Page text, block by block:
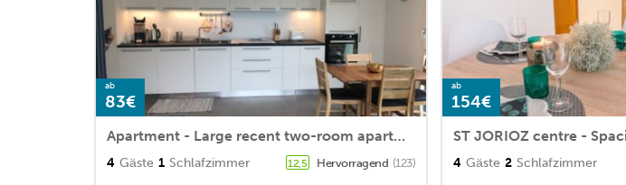
ab
83€
Apartment - Large recent two-room apartment - St JORIOZ - Lake Annecy
4 Gäste 1 Schlafzimmer 12,5 Hervorragend (123)
ab
154€
4 Gäste 2 Schlafzimmer